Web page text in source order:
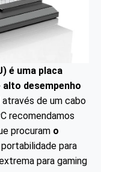
é uma placa
desempenho
através de um cabo
recomendamos
procuram o
portabilidade para
para gaming